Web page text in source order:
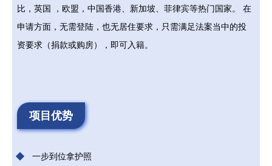
比，英国 ，欧盟，中国香港、新加坡、菲律宾等热门国家。 在
申请方面，无需登陆，也无居住要求，只需满足法案当中的投
资要求（捐款或购房），即可入籍。
项目优势
一步到位拿护照